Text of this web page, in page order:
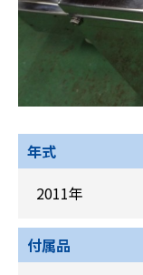
年式
2011年
付属品